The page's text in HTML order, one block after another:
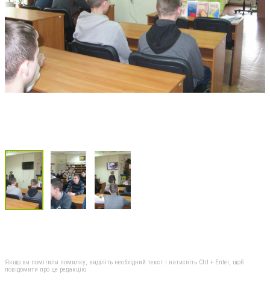
Якщо ви помітили помилку, виділіть необхідний текст і натисніть Ctrl + Enter, щоб
повідомити про це редакцію